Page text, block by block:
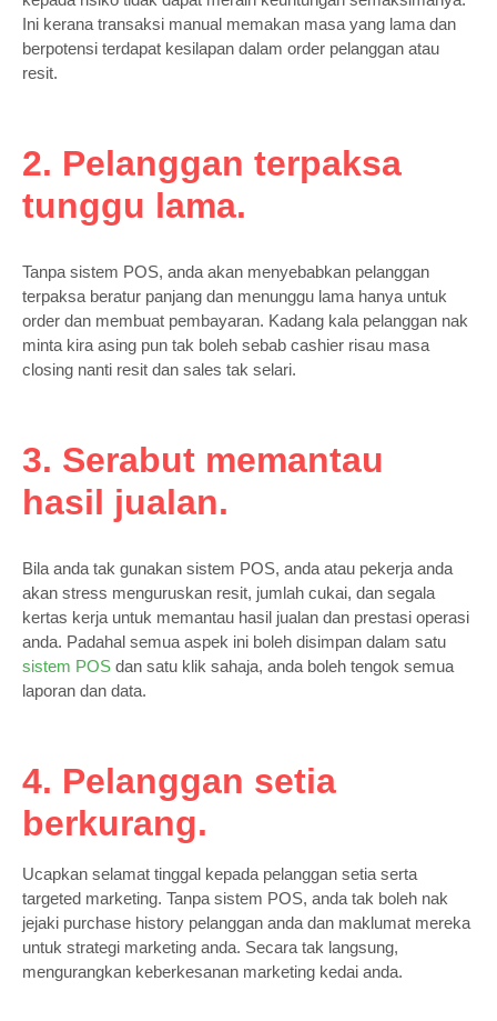
Ini kerana transaksi manual memakan masa yang lama dan
berpotensi terdapat kesilapan dalam order pelanggan atau
resit.
2. Pelanggan terpaksa
tunggu lama.
Tanpa sistem POS, anda akan menyebabkan pelanggan
terpaksa beratur panjang dan menunggu lama hanya untuk
order dan membuat pembayaran. Kadang kala pelanggan nak
minta kira asing pun tak boleh sebab cashier risau masa
closing nanti resit dan sales tak selari.
3. Serabut memantau
hasil jualan.
Bila anda tak gunakan sistem POS, anda atau pekerja anda
akan stress menguruskan resit, jumlah cukai, dan segala
kertas kerja untuk memantau hasil jualan dan prestasi operasi
anda. Padahal semua aspek ini boleh disimpan dalam satu
sistem POS dan satu klik sahaja, anda boleh tengok semua
laporan dan data.
4. Pelanggan setia
berkurang.
Ucapkan selamat tinggal kepada pelanggan setia serta
targeted marketing. Tanpa sistem POS, anda tak boleh nak
jejaki purchase history pelanggan anda dan maklumat mereka
untuk strategi marketing anda. Secara tak langsung,
mengurangkan keberkesanan marketing kedai anda.